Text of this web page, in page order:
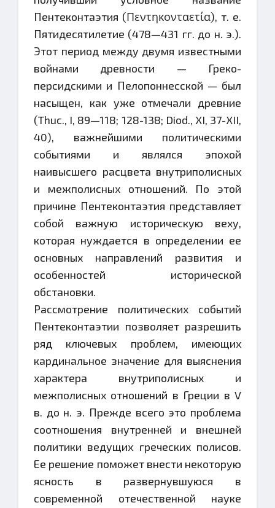
Пентеконтаэтия (Πεντηκονταετία), т. е.
Пятидесятилетие (478—431 гг. до н. э.).
Этот период между двумя известными
войнами древности — Греко-
персидскими и Пелопоннесской — был
насыщен, как уже отмечали древние
(Thuc., I, 89—118; 128-138; Diod., XI, 37-XII,
40), важнейшими политическими
событиями и являлся эпохой
наивысшего расцвета внутриполисных
и межполисных отношений. По этой
причине Пентеконтаэтия представляет
собой важную историческую веху,
которая нуждается в определении ее
основных направлений развития и
особенностей исторической
обстановки.
Рассмотрение политических событий
Пентеконтаэтии позволяет разрешить
ряд ключевых проблем, имеющих
кардинальное значение для выяснения
характера внутриполисных и
межполисных отношений в Греции в V
в. до н. э. Прежде всего это проблема
соотношения внутренней и внешней
политики ведущих греческих полисов.
Ее решение поможет внести некоторую
ясность в развернувшуюся в
современной отечественной науке